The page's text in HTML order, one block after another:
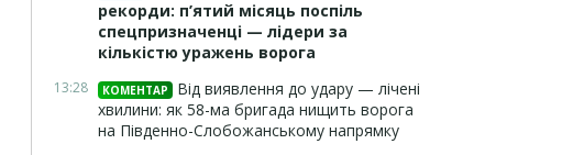
рекорди: п’ятий місяць поспіль
спецпризначенці — лідери за
кількістю уражень ворога
13:28 КОМЕНТАР
Від виявлення до удару — лічені
хвилини: як 58-ма бригада нищить ворога
на Південно-Слобожанському напрямку